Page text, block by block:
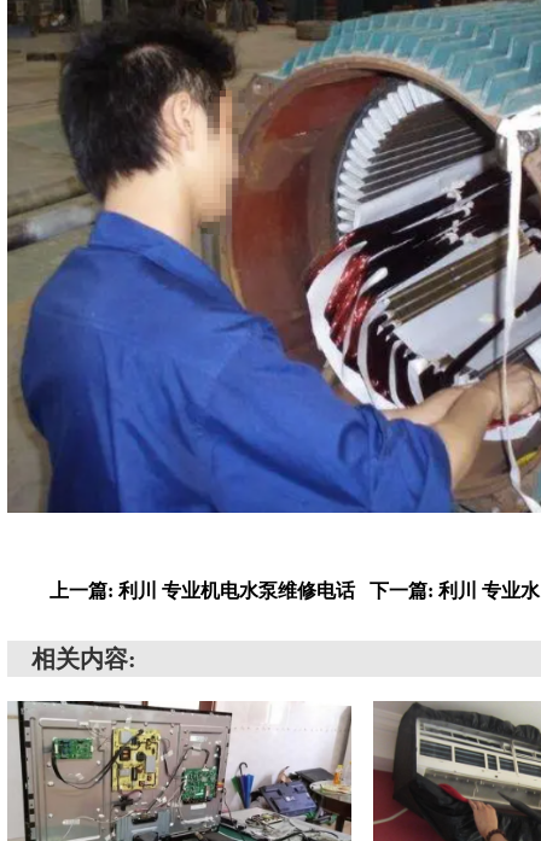
上一篇: 利川 专业机电水泵维修电话 下一篇: 利川 专业
相关内容: